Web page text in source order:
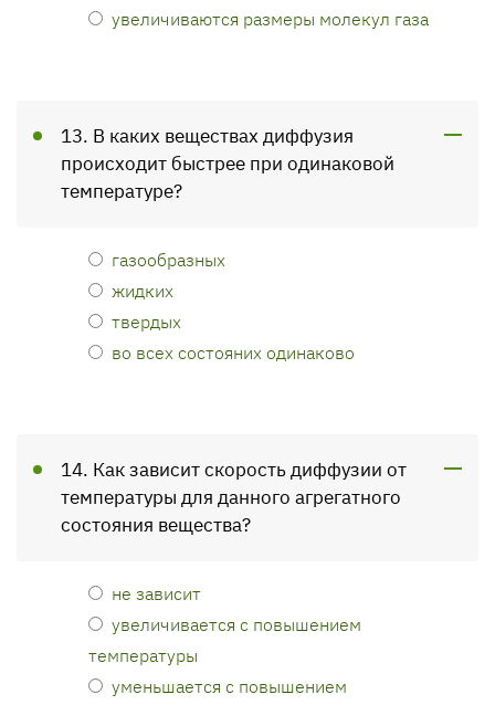
увеличиваются размеры молекул газа
13. В каких веществах диффузия
происходит быстрее при одинаковой
температуре?
газообразных
жидких
твердых
во всех состояних одинаково
14. Как зависит скорость диффузии от
температуры для данного агрегатного
состояния вещества?
не зависит
увеличивается с повышением
температуры
уменьшается с повышением